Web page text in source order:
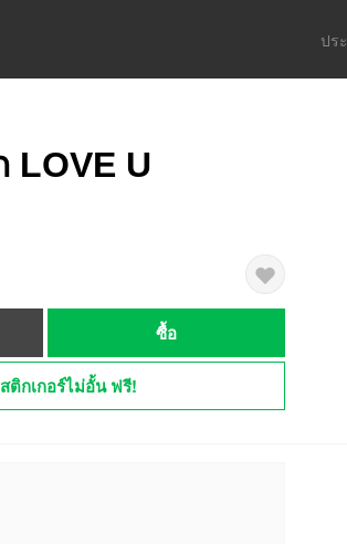
ปร
LOVE U
ซื้อ
ติกเกอร์ไม่อั้น ฟรี!